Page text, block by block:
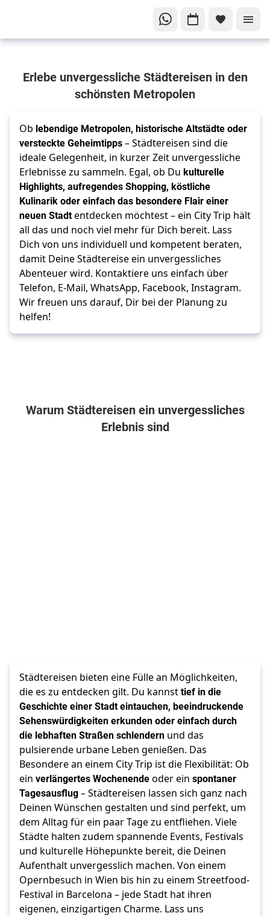
nächstes
Städtereisen
Erlebe unvergessliche Städtereisen in den
schönsten Metropolen
Ob lebendige Metropolen, historische Altstädte oder
versteckte Geheimtipps– Städtereisen sind die
ideale Gelegenheit, in kurzer Zeit unvergessliche
Erlebnisse zu sammeln. Egal, ob Du kulturelle
Highlights, aufregendes Shopping, köstliche
Kulinarik oder einfach das besondere Flair einer
neuen Stadtentdecken möchtest – ein City Trip hält
all das und noch viel mehr für Dich bereit. Lass
Dich von uns individuell und kompetent beraten,
damit Deine Städtereise ein unvergessliches
Abenteuer wird. Kontaktiere uns einfach über
Telefon, E-Mail, WhatsApp, Facebook, Instagram.
Wir freuen uns darauf, Dir bei der Planung zu
helfen!
Warum Städtereisen ein unvergessliches
Erlebnis sind
Städtereisen bieten eine Fülle an Möglichkeiten,
die es zu entdecken gilt. Du kannsttief in die
Geschichte einer Stadt eintauchen, beeindruckende
Sehenswürdigkeiten erkunden oder einfach durch
die lebhaften Straßenschlendern und das
pulsierende urbane Leben genießen. Das
Besondere an einem City Trip ist die Flexibilität: Ob
ein verlängertes Wochenendeoder ein spontaner
Tagesausflug– Städtereisen lassen sich ganz nach
Deinen Wünschen gestalten und sind perfekt, um
dem Alltag für ein paar Tage zu entfliehen. Viele
Städte halten zudem spannende Events, Festivals
und kulturelle Höhepunkte bereit, die Deinen
Aufenthalt unvergesslich machen. Von einem
Opernbesuch in Wien bis hin zu einem Streetfood-
Festival in Barcelona – jede Stadt hat ihren
eigenen, einzigartigen Charme. Lass uns